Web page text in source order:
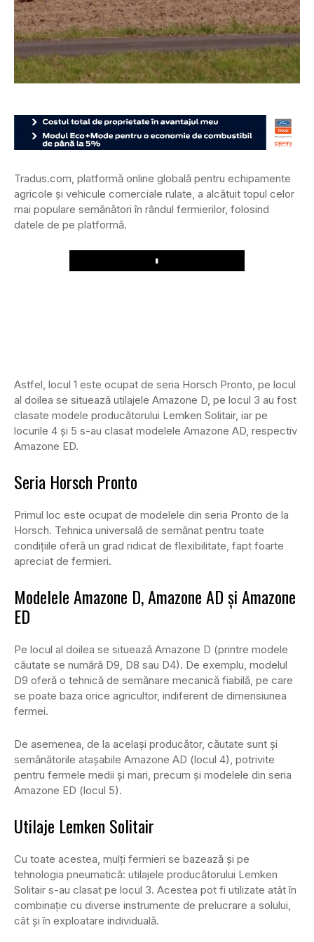
Tradus.com, platformă online globală pentru echipamente
agricole și vehicule comerciale rulate, a alcătuit topul celor
mai populare semănători în rândul fermierilor, folosind
datele de pe platformă.
Play
Astfel, locul 1 este ocupat de seria Horsch Pronto, pe locul
al doilea se situează utilajele Amazone D, pe locul 3 au fost
clasate modele producătorului Lemken Solitair, iar pe
locurile 4 și 5 s-au clasat modelele Amazone AD, respectiv
Amazone ED.
Seria Horsch Pronto
Primul loc este ocupat de modelele din seria Pronto de la
Horsch. Tehnica universală de semănat pentru toate
condițiile oferă un grad ridicat de flexibilitate, fapt foarte
apreciat de fermieri.
Modelele Amazone D, Amazone AD și Amazone
ED
Pe locul al doilea se situează Amazone D (printre modele
căutate se numără D9, D8 sau D4). De exemplu, modelul
D9 oferă o tehnică de semănare mecanică fiabilă, pe care
se poate baza orice agricultor, indiferent de dimensiunea
fermei.
De asemenea, de la același producător, căutate sunt și
semănătorile atașabile Amazone AD (locul 4), potrivite
pentru fermele medii și mari, precum și modelele din seria
Amazone ED (locul 5).
Utilaje Lemken Solitair
Cu toate acestea, mulți fermieri se bazează și pe
tehnologia pneumatică: utilajele producătorului Lemken
Solitair s-au clasat pe locul 3. Acestea pot fi utilizate atât în
combinație cu diverse instrumente de prelucrare a solului,
cât și în exploatare individuală.